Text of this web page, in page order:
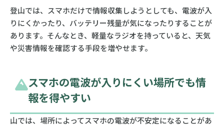
登山では、スマホだけで情報収集しようとしても、電波が入
りにくかったり、バッテリー残量が気になったりすることが
あります。そんなとき、軽量なラジオを持っていると、天気
や災害情報を確認する手段を増やせます。
スマホの電波が入りにくい場所でも情
報を得やすい
山では、場所によってスマホの電波が不安定になることがあ